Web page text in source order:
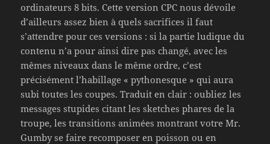
ordinateurs 8 bits. Cette version CPC nous dévoile
d’ailleurs assez bien à quels sacrifices il faut
s’attendre pour ces versions : si la partie ludique du
contenu n’a pour ainsi dire pas changé, avec les
mêmes niveaux dans le même ordre, c’est
précisément l’habillage « pythonesque » qui aura
subi toutes les coupes. Traduit en clair : oubliez les
messages stupides citant les sketches phares de la
troupe, les transitions animées montrant votre Mr.
Gumby se faire recomposer en poisson ou en